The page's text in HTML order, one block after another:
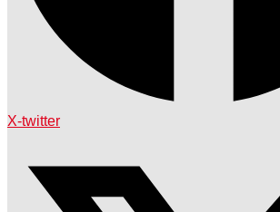
X-twitter